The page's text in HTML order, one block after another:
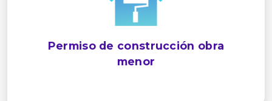
Permiso de construcción obra
menor